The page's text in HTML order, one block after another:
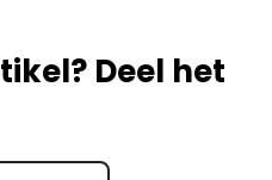
Deel het